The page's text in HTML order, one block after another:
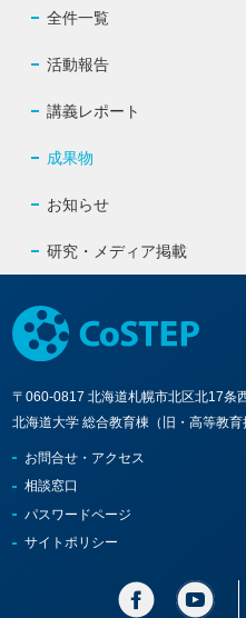
全件一覧
活動報告
講義レポート
成果物
お知らせ
研究・メディア掲載
〒060-0817 北海道札幌市北区北17条
北海道大学 総合教育棟（旧・高等教
お問合せ・アクセス
相談窓口
パスワードページ
サイトポリシー